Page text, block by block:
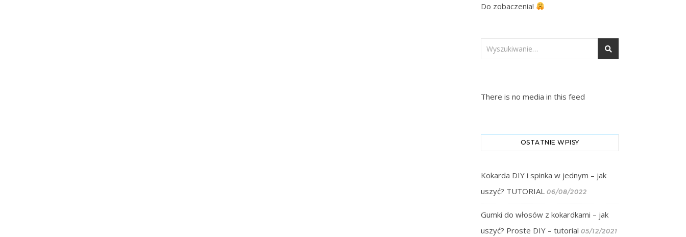
Do zobaczenia!
There is no media in this feed
OSTATNIE WPISY
Kokarda DIY i spinka w jednym – jak
uszyć? TUTORIAL 06/08/2022
Gumki do włosów z kokardkami – jak
uszyć? Proste DIY – tutorial 05/12/2021